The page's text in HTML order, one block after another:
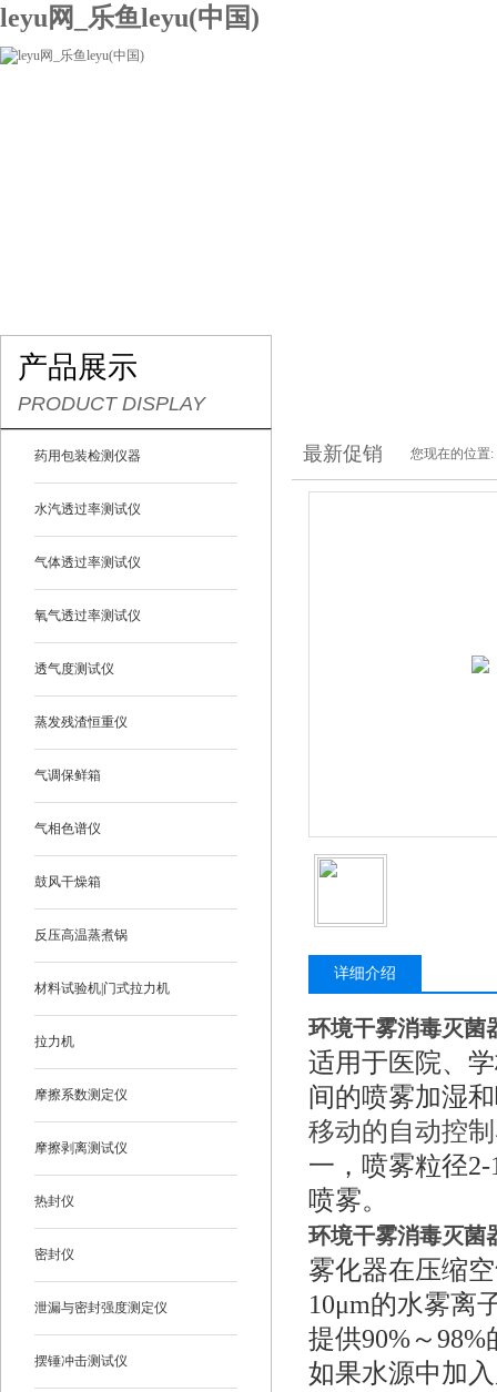
leyu网_乐鱼leyu(中国)
产品展示
PRODUCT DISPLAY
药用包装检测仪器
水汽透过率测试仪
气体透过率测试仪
氧气透过率测试仪
透气度测试仪
蒸发残渣恒重仪
气调保鲜箱
气相色谱仪
鼓风干燥箱
反压高温蒸煮锅
材料试验机|门式拉力机
拉力机
摩擦系数测定仪
摩擦剥离测试仪
热封仪
密封仪
泄漏与密封强度测定仪
摆锤冲击测试仪
最新促销 您现在的位置:
详细介绍
环境干雾消毒灭菌
适用于医院、
间的喷雾加湿
移动的自动控
一，喷雾粒径
喷雾。
环境干雾消毒灭菌
雾化器在压缩
10μm的水雾离
提供90%～
如果水源中加